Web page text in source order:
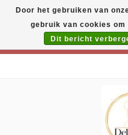
DeliSpice is your
exclusive brands like
and
Door het gebruiken van
gebruik van cookies
Dit bericht